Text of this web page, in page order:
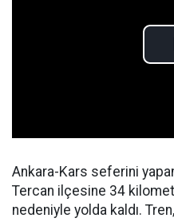
Ankara-Kars seferini
Tercan ilçesine 34
nedeniyle yolda kaldı.